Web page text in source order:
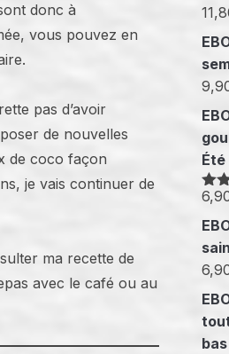
donc à
vous pouvez en
pas d’avoir
de nouvelles
de coco façon
je vais continuer de
ma recette de
avec le café ou au
Été
bas